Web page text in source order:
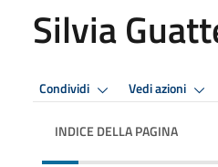
Silvia
Condividi Vedi azioni
INDICE DELLA PAGINA